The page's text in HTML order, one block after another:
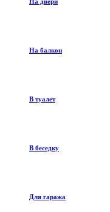
На балкон
В туалет
В беседку
Для гаража